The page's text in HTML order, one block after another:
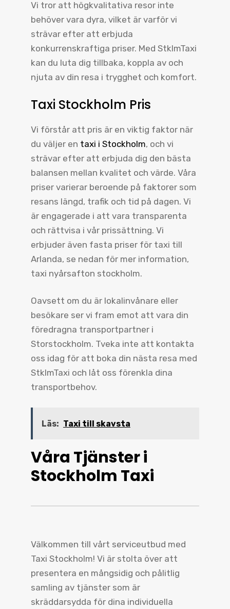
Vi tror att högkvalitativa resor inte
behöver vara dyra, vilket är varför vi
strävar efter att erbjuda
konkurrenskraftiga priser. Med StklmTaxi
kan du luta dig tillbaka, koppla av och
njuta av din resa i trygghet och komfort.
Taxi Stockholm Pris
Vi förstår att pris är en viktig faktor när
du väljer en taxi i Stockholm, och vi
strävar efter att erbjuda dig den bästa
balansen mellan kvalitet och värde. Våra
priser varierar beroende på faktorer som
resans längd, trafik och tid på dagen. Vi
är engagerade i att vara transparenta
och rättvisa i vår prissättning. Vi
erbjuder även fasta priser för taxi till
Arlanda, se nedan för mer information,
taxi nyårsafton stockholm.
Oavsett om du är lokalinvånare eller
besökare ser vi fram emot att vara din
föredragna transportpartner i
Storstockholm. Tveka inte att kontakta
oss idag för att boka din nästa resa med
StklmTaxi och låt oss förenkla dina
transportbehov.
Läs: Taxi till skavsta
Våra Tjänster i
Stockholm Taxi
Välkommen till vårt serviceutbud med
Taxi Stockholm! Vi är stolta över att
presentera en mångsidig och pålitlig
samling av tjänster som är
skräddarsydda för dina individuella